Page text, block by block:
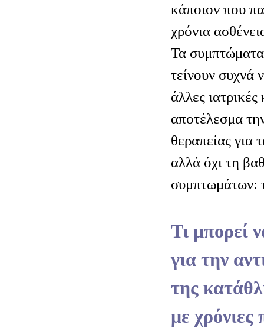
κάποιον που
χρόνια
Τα
τείνουν συχνά
άλλες
αποτέλεσμα
θεραπείας για
αλλά όχι τη
συμπτωμάτων:
Τι μπορεί
για την
της
με χρόνιες